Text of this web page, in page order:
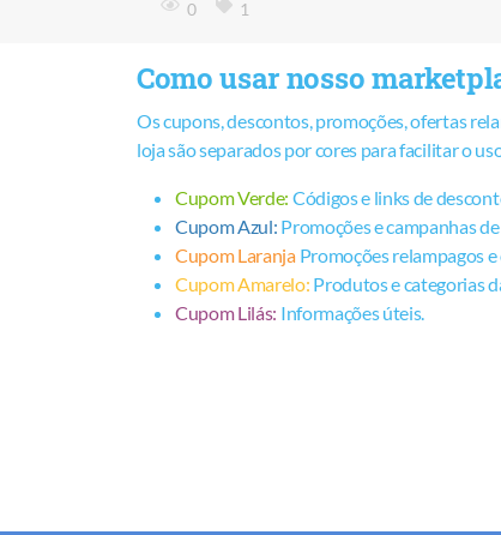
0 1
Como usar nosso
Os cupons, descontos, promoções, ofertas
loja são separados por cores para facilitar o
Cupom Verde: Códigos e links de
Cupom Azul: Promoções e campanhas
Cupom Laranja Promoções relampagos
Cupom Amarelo: Produtos e categorias
Cupom Lilás: Informações úteis.